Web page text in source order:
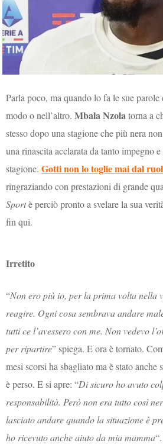
Parla poco, ma quando lo fa le sue
modo o nell’altro.Mbala Nzolatorna a
stesso dopo una stagione che più nera
una rinascita acclarata da tanto impegno
stagione.Gotti non lo toglie mai dal
ringraziando con prestazioni di grande
Sportè perciò pronto a svelare la sua
fin qui.
Irretito
“Non ero più io, per la prima volta nella
reagire. Ogni cosa sembrava andare
tutti ce l’avessero con me. Non vedevo
per ripartire” spiega. E ora è tornato.
mesi scorsi ha sbagliato ma è stato anche
è perso. E si apre: “Di sicuro ho avuto
responsabilità. Però non era tutto così
lasciato andare quando la situazione è
ho ricevuto anche aiuto da mia mamma